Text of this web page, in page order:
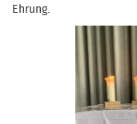
Ehrung.